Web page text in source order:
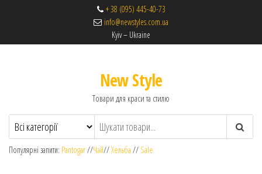
+ 38 (095) 445-40-73
info@newstyles.com.ua
Kyiv – Ukraine
New Style
Товари для краси та стилю
Популярні запити: Pantogar//Чай//Хельба // Sale